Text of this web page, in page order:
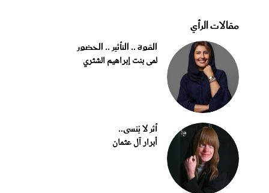
مقالات الرأي
القوة .. التأثير .. الحضور
لمى بنت إبراهيم الشثري
أثر لا يُنسى..
أبرار آل عثمان